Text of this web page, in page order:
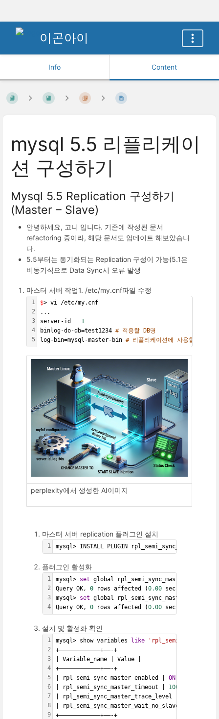
이곤아이
Info Content
mysql 5.5 리플리케이
션 구성하기
Mysql 5.5 Replication 구성하기
(Master – Slave)
안녕하세요, 고니 입니다. 기존에 작성된 문서
refactoring 중이라, 해당 문서도 업데이트 해보았습니
다.
5.5부터는 동기화되는 Replication 구성이 가능(5.1은
비동기식으로 Data Sync시 오류 발생
마스터 서버 작업1. /etc/my.cnf파일 수정
1
2
3
4
5
$> vi /etc/my.cnf
...
server-id = 1
binlog-do-db=test1234 # 적용할 DB명
log-bin=mysql-master-bin # 리플리케이션에 사용할 로그명
perplexity에서 생성한 AI이미지
마스터 서버 replication 플러그인 설치
1 mysql> INSTALL PLUGIN rpl_semi_sync_master
플러그인 활성화
1
2
3
4
mysql> set global rpl_semi_sync_master_enabled=
Query OK, 0 rows affected (0.00 sec)
mysql> set global rpl_semi_sync_master_timeout
Query OK, 0 rows affected (0.00 sec)
설치 및 활성화 확인
1
2
3
4
5
6
7
8
9
mysql> show variables like 'rpl_semi_sync%'
+————————————+——-+
| Variable_name | Value |
+————————————+——-+
| rpl_semi_sync_master_enabled | ON
| rpl_semi_sync_master_timeout | 1000
| rpl_semi_sync_master_trace_level |
| rpl_semi_sync_master_wait_no_slave |
+————————————+——-+